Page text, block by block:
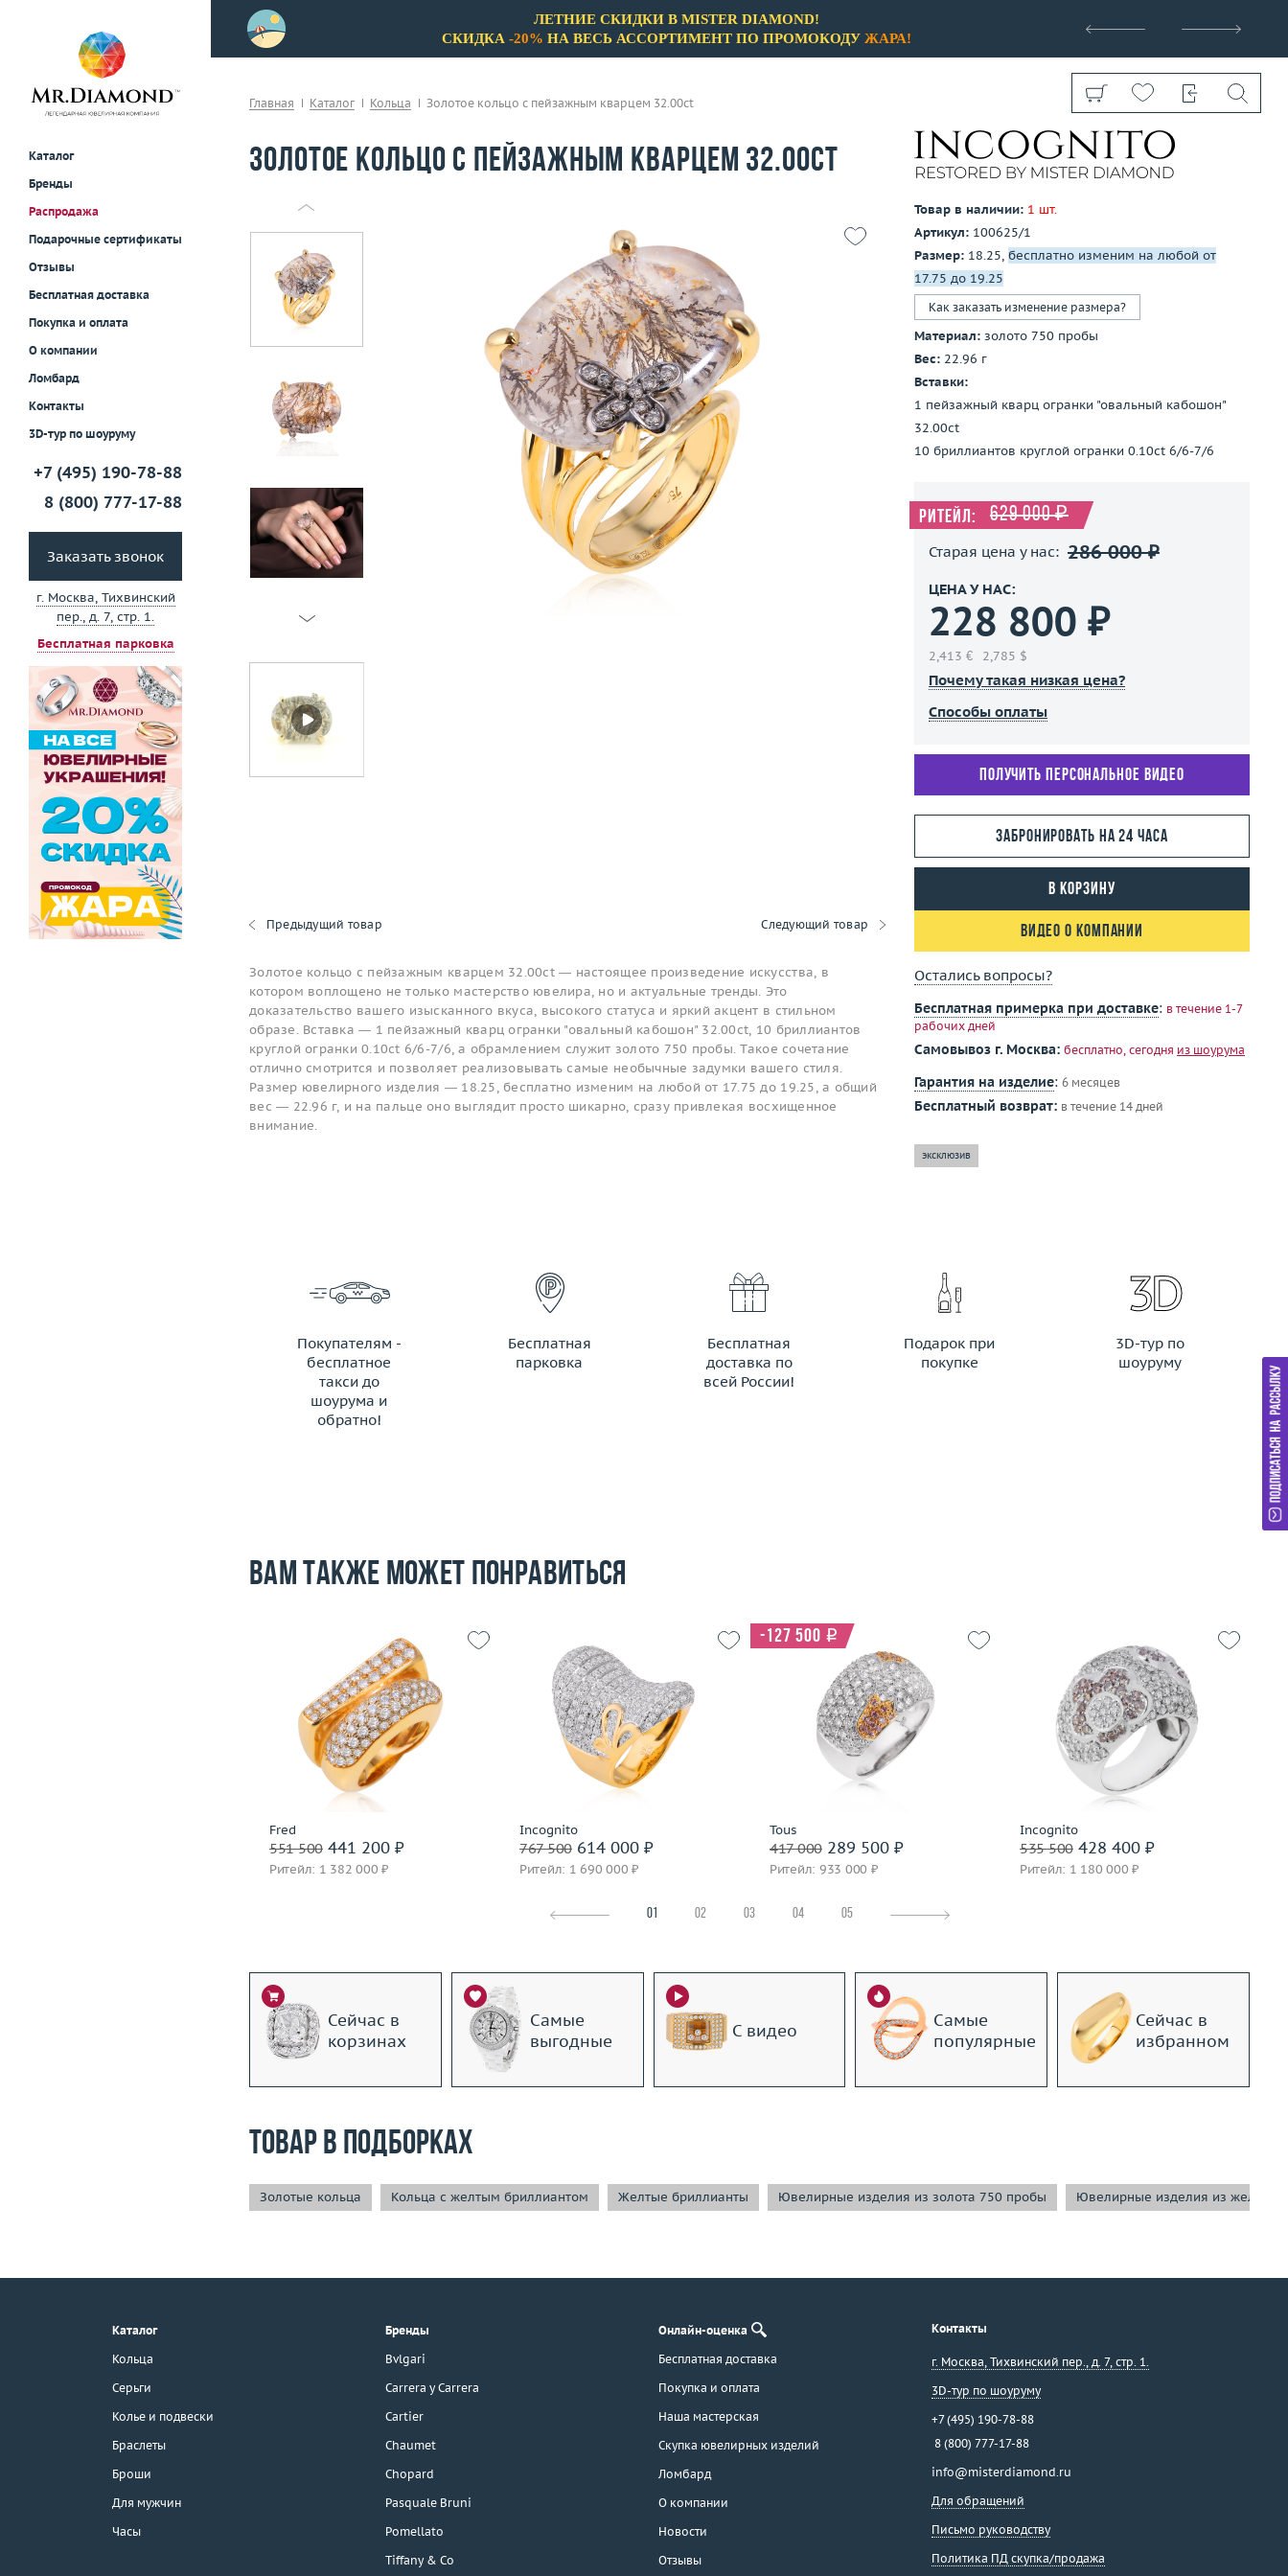
Каталог
Бренды
Распродажа
Подарочные сертификаты
Отзывы
Бесплатная доставка
Покупка и оплата
О компании
Ломбард
Контакты
3D-тур по шоуруму
+7 (495) 190-78-88
8 (800) 777-17-88
Заказать звонок
г. Москва, Тихвинский
пер., д. 7, стр. 1.
Бесплатная парковка
г. Москва, Тихвинский пер., д. 7,
3D-тур по шоуруму
примерки!
ЛЕТНИЕ СКИДКИ В MISTER DIAMOND!
СКИДКА -20% НА ВЕСЬ АССОРТИМЕНТ ПО ПРОМОКОДУ ЖАРА!
Показать все
Главная Каталог Кольца Золотое кольцо с пейзажным кварцем 32.00ct
Золотое кольцо с пейзажным кварцем 32.00ct
Предыдущий товар Следующий товар
Золотое кольцо с пейзажным кварцем 32.00ct — настоящее произведение искусства, в
котором воплощено не только мастерство ювелира, но и актуальные тренды. Это
доказательство вашего изысканного вкуса, высокого статуса и яркий акцент в стильном
образе. Вставка — 1 пейзажный кварц огранки "овальный кабошон" 32.00ct, 10 бриллиантов
круглой огранки 0.10ct 6/6-7/6, а обрамлением служит золото 750 пробы. Такое сочетание
отлично смотрится и позволяет реализовывать самые необычные задумки вашего стиля.
Размер ювелирного изделия — 18.25, бесплатно изменим на любой от 17.75 до 19.25, а общий
вес — 22.96 г, и на пальце оно выглядит просто шикарно, сразу привлекая восхищенное
внимание.
Товар в наличии: 1 шт.
Артикул: 100625/1
Размер: 18.25, бесплатно изменим на любой от
17.75 до 19.25
Как заказать изменение размера?
Материал: золото 750 пробы
Вес: 22.96 г
Вставки:
1 пейзажный кварц огранки "овальный кабошон"
32.00ct
10 бриллиантов круглой огранки 0.10ct 6/6-7/6
Ритейл: 629 000 ₽
Старая цена у нас: 286 000 ₽
ЦЕНА У НАС:
228 800 ₽
2,413 € 2,785 $
Почему такая низкая цена?
Способы оплаты
Получить персональное видео
Забронировать на 24 часа
В корзину
Видео о компании
Остались вопросы?
Бесплатная примерка при доставке: в течение 1-7
рабочих дней
Самовывоз г. Москва: бесплатно, сегодня из шоурума
Гарантия на изделие: 6 месяцев
Бесплатный возврат: в течение 14 дней
эксклюзив
Покупателям -
бесплатное
такси до
шоурума и
обратно!
ЗАКАЗАТЬ ТАКСИ
Бесплатная
парковка
Бесплатная
доставка по
всей России!
Подарок при
покупке
3D-тур по
шоуруму
Вам также может понравиться
Fred
551 500441 200 ₽
Ритейл: 1 382 000 ₽
Размер
Вес (г)
14.88
Материал
золото 750 пробы
Подробнее
Incognito
767 500614 000 ₽
Ритейл: 1 690 000 ₽
Размер
Вес (г)
Материал
золото 750 пробы
Подробнее
Tous
417 000289 500 ₽
Ритейл: 933 000 ₽
-127 500 i
Размер
Материал
золото 750 пробы
Подробнее
Incognito
535 500428 400 ₽
Ритейл: 1 180 000 ₽
Размер
17.25
Вес (г)
18.34
Материал
золото 750 пробы
Подробнее
01 02 03 04 05
Сейчас в
корзинах
Самые
выгодные
С видео
Самые
популярные
Сейчас в
избранном
Товар в подборках
Золотые кольца Кольца с желтым бриллиантом Желтые бриллианты Ювелирные изделия из золота 750 пробы Ювелирные изделия из желтого
Каталог
Кольца
Серьги
Колье и подвески
Браслеты
Броши
Для мужчин
Часы
Бренды
Bvlgari
Carrera y Carrera
Cartier
Chaumet
Chopard
Pasquale Bruni
Pomellato
Tiffany & Co
Онлайн-оценка
Бесплатная доставка
Покупка и оплата
Наша мастерская
Скупка ювелирных изделий
Ломбард
О компании
Новости
Отзывы
Контакты
г. Москва, Тихвинский пер., д. 7, стр. 1.
3D-тур по шоуруму
+7 (495) 190-78-88
8 (800) 777-17-88
info@misterdiamond.ru
Для обращений
Письмо руководству
Политика ПД скупка/продажа